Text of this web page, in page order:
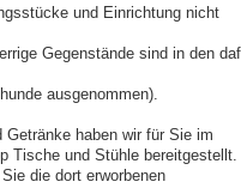
und Einrichtung nicht
Gegenstände sind in den
ausgenommen).
Getränke haben wir für Sie im
Tische und Stühle bereitgestellt.
die dort erworbenen